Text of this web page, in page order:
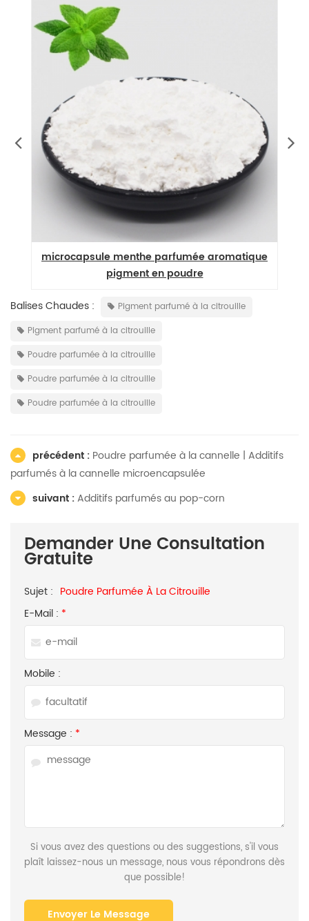
microcapsule menthe parfumée aromatique
pigment en poudre
Balises Chaudes :
Pigment parfumé à la citrouille
Pigment parfumé à la citrouille
Poudre parfumée à la citrouille
Poudre parfumée à la citrouille
Poudre parfumée à la citrouille
précédent : Poudre parfumée à la cannelle | Additifs
parfumés à la cannelle microencapsulée
suivant :Additifs parfumés au pop-corn
Demander Une Consultation
Gratuite
Sujet : Poudre Parfumée À La Citrouille
E-Mail : *
Mobile :
Message : *
Si vous avez des questions ou des suggestions, s'il vous
plaît laissez-nous un message, nous vous répondrons dès
que possible!